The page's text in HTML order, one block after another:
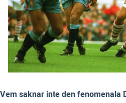
Vem saknar inte den fenomenala